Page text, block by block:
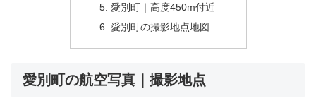
愛別町｜高度450m付近
愛別町の撮影地点地図
愛別町の航空写真｜撮影地点